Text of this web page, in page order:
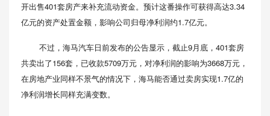
开出售401套房产来补充流动资金。预计这番操作可获得高达3.34
亿元的资产处置金额，影响公司归母净利润约1.7亿元。
不过，海马汽车日前发布的公告显示，截止9月底，401套房
共卖出了156套，已收款5709万元，对净利润的影响为3668万元，
在房地产业同样不景气的情况下，海马能否通过卖房实现1.7亿的
净利润增长同样充满变数。